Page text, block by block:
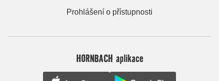
Prohlášení o přístupnosti
HORNBACH aplikace